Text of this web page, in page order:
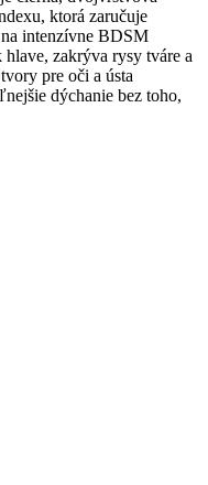
ktorá zaručuje
intenzívne BDSM
hlave, zakrýva rysy tváre a
pre oči a ústa
dýchanie bez toho,